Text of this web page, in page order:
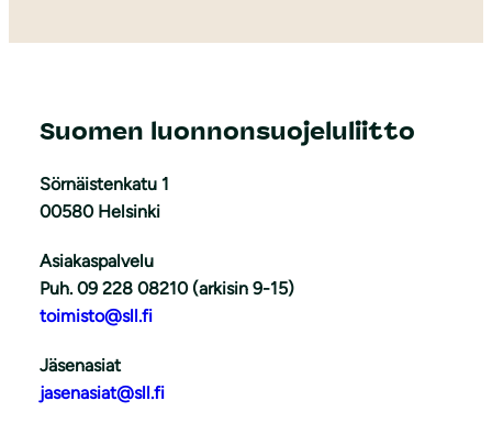
Suomen luonnonsuojeluliitto
Sörnäistenkatu 1
00580 Helsinki
Asiakaspalvelu
Puh. 09 228 08210 (arkisin 9-15)
toimisto@sll.fi
Jäsenasiat
jasenasiat@sll.fi